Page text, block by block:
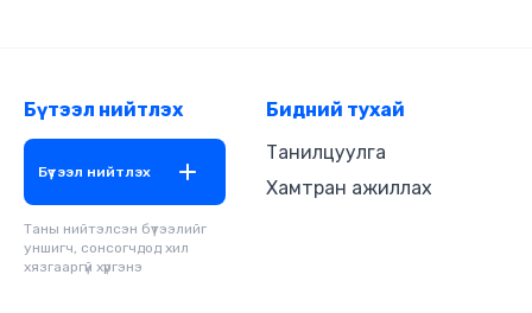
Гэр бүл, үр хүүхэд, найз нөхөдтэйгөө хамт хөгжөөнт
Бүтээл нийтлэх
Бүтээл нийтлэх
Таны нийтэлсэн бүтээлийг
уншигч, сонсогчдод хил
хязгааргүй хүргэнэ
Бидний тухай
Танилцуулга
Хамтран ажиллах